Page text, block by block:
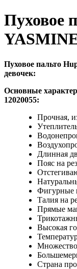
Пуховое
Пуховое пальто
девочек:
Основные
12020055:
Прочная,
Длинная
Пояс на
Фигурные
Талия на
Прямые
Высокая
Страна